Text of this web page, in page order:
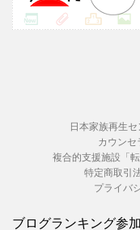
日本家族再生
カウンセ
複合的支援施設「
特定商取引
プライバ
ブログランキング参